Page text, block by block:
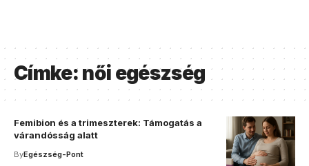
Címke: női egészség
Femibion és a trimeszterek: Támogatás a
várandósság alatt
ByEgészség-Pont